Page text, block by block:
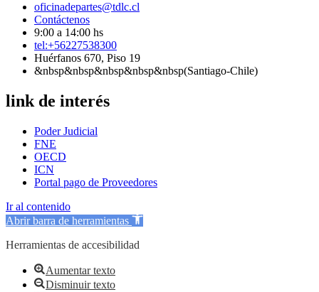
oficinadepartes@tdlc.cl
Contáctenos
9:00 a 14:00 hs
tel:+56227538300
Huérfanos 670, Piso 19
&nbsp&nbsp&nbsp&nbsp&nbsp(Santiago-Chile)
link de interés
Poder Judicial
FNE
OECD
ICN
Portal pago de Proveedores
Ir al contenido
Abrir barra de herramientas
Herramientas de accesibilidad
Aumentar texto
Disminuir texto